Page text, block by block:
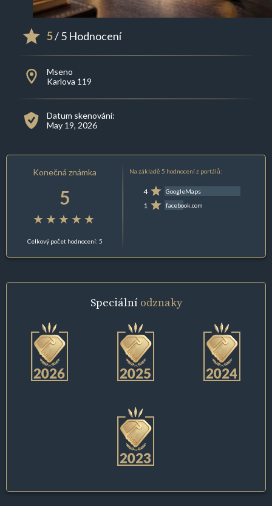
5/ 5 Hodnocení
Mseno
Karlova 119
Datum skenování:
May 19, 2026
Konečná známka
5
Celkový počet hodnocení: 5
Na základě 5 hodnocení z portálů:
4 GoogleMaps
1 facebook.com
Speciální odznaky